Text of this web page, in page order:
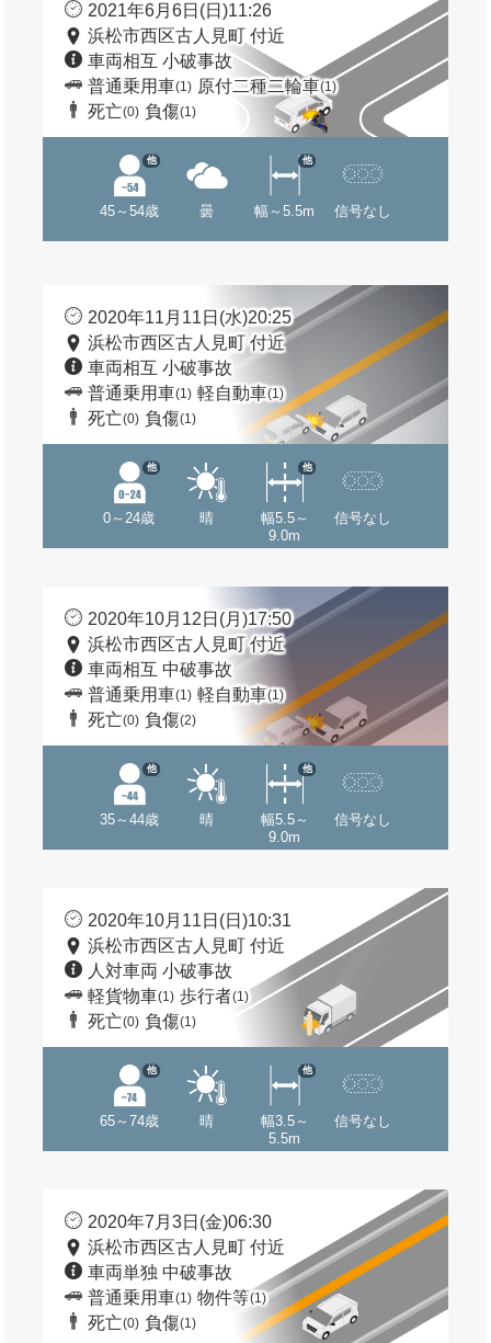
2021年6月6日(日)11:26
浜松市西区古人見町 付近
車両相互 小破事故
普通乗用車(1) 原付二種二輪車(1)
死亡(0) 負傷(1)
45～54歳
他
曇 幅～5.5m
他
信号なし
2020年11月11日(水)20:25
浜松市西区古人見町 付近
車両相互 小破事故
普通乗用車(1) 軽自動車(1)
死亡(0) 負傷(1)
0～24歳
他
晴
幅5.5～
9.0m
他
信号なし
2020年10月12日(月)17:50
浜松市西区古人見町 付近
車両相互 中破事故
普通乗用車(1) 軽自動車(1)
死亡(0) 負傷(2)
35～44歳
他
晴
幅5.5～
9.0m
他
信号なし
2020年10月11日(日)10:31
浜松市西区古人見町 付近
人対車両 小破事故
軽貨物車(1) 歩行者(1)
死亡(0) 負傷(1)
65～74歳
他
晴
幅3.5～
5.5m
他
信号なし
2020年7月3日(金)06:30
浜松市西区古人見町 付近
車両単独 中破事故
普通乗用車(1) 物件等(1)
死亡(0) 負傷(1)